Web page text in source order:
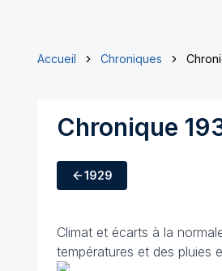
Accueil Chroniques
Chronique
1929
Climat et écarts à la
températures et des pluies